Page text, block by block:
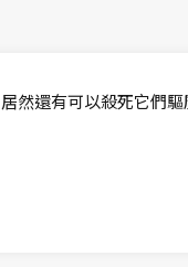
然還有可以殺死它們